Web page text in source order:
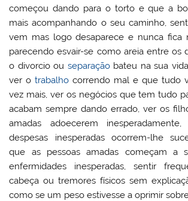
começou dando para o torto e que a
mais acompanhando o seu caminho,
vem mas logo desaparece e nunca fica
parecendo esvair-se como areia entre os
o divorcio ou separaçãobateu na sua
ver otrabalho correndo mal e que tudo
vez mais, ver os negócios que tem tudo
acabam sempre dando errado, ver os
amadas adoecerem
despesas inesperadas ocorrem-lhe
que as pessoas amadas começam a
enfermidades inesperadas, sentir
cabeça ou tremores físicos sem
como se um peso estivesse a oprimir